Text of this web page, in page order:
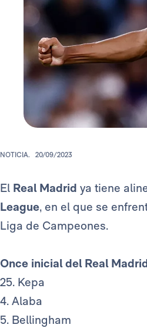
NOTICIA. 20/09/2023
El Real Madrid ya tiene
League, en el que se
Liga de Campeones.
Once inicial del Real
25. Kepa
4. Alaba
5. Bellingham